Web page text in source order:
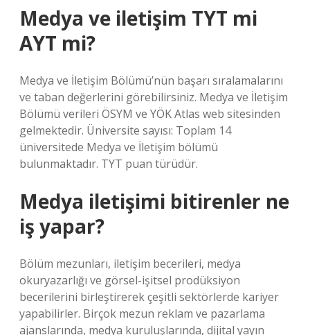
Medya ve iletişim TYT mi
AYT mi?
Medya ve İletişim Bölümü’nün başarı sıralamalarını
ve taban değerlerini görebilirsiniz. Medya ve İletişim
Bölümü verileri ÖSYM ve YÖK Atlas web sitesinden
gelmektedir. Üniversite sayısı: Toplam 14
üniversitede Medya ve İletişim bölümü
bulunmaktadır. TYT puan türüdür.
Medya iletişimi bitirenler ne
iş yapar?
Bölüm mezunları, iletişim becerileri, medya
okuryazarlığı ve görsel-işitsel prodüksiyon
becerilerini birleştirerek çeşitli sektörlerde kariyer
yapabilirler. Birçok mezun reklam ve pazarlama
ajanslarında, medya kuruluşlarında, dijital yayın